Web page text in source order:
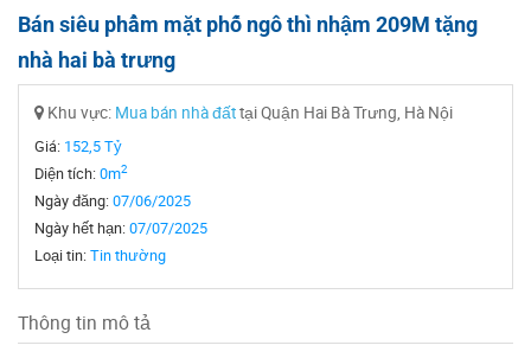
Bán siêu phẩm mặt phố ngô thì nhậm 209M tặng
nhà hai bà trưng
Khu vực: Mua bán nhà đấttại Quận Hai Bà Trưng, Hà Nội
Giá: 152,5 Tỷ
Diện tích:0m2
Ngày đăng:07/06/2025
Ngày hết hạn:07/07/2025
Loại tin:Tin thường
Thông tin mô tả